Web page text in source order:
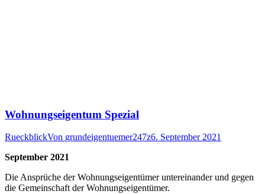
Wohnungseigentum Spezial
RueckblickVon grundeigentuemer247z6. September 2021
September 2021
Die Ansprüche der Wohnungseigentümer untereinander und gegen
die Gemeinschaft der Wohnungseigentümer.